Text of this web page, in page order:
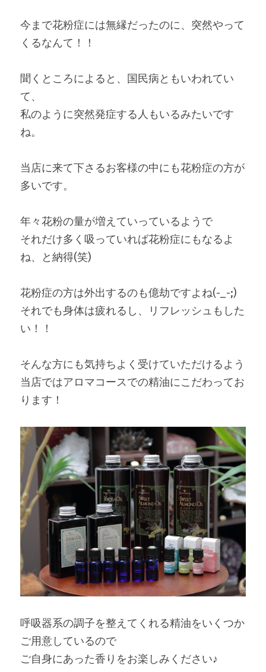
今まで花粉症には無縁だったのに、突然やって
くるなんて！！
聞くところによると、国民病ともいわれてい
て、
私のように突然発症する人もいるみたいです
ね。
当店に来て下さるお客様の中にも花粉症の方が
多いです。
年々花粉の量が増えていっているようで
それだけ多く吸っていれば花粉症にもなるよ
ね、と納得(笑)
花粉症の方は外出するのも億劫ですよね(-_-;)
それでも身体は疲れるし、リフレッシュもした
い！！
そんな方にも気持ちよく受けていただけるよう
当店ではアロマコースでの精油にこだわってお
ります！
呼吸器系の調子を整えてくれる精油をいくつか
ご用意しているので
ご自身にあった香りをお楽しみください♪